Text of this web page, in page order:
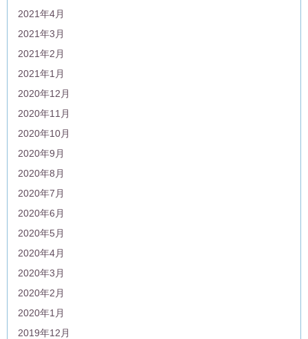
2021年4月
2021年3月
2021年2月
2021年1月
2020年12月
2020年11月
2020年10月
2020年9月
2020年8月
2020年7月
2020年6月
2020年5月
2020年4月
2020年3月
2020年2月
2020年1月
2019年12月